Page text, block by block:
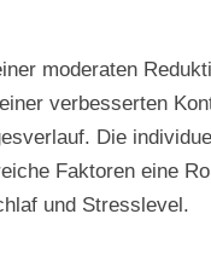
moderaten
verbesserten
Die
Faktoren eine
und Stresslevel.